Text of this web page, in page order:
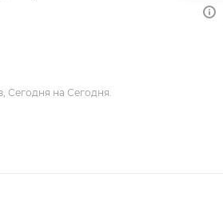
Сегодня на Сегодня.